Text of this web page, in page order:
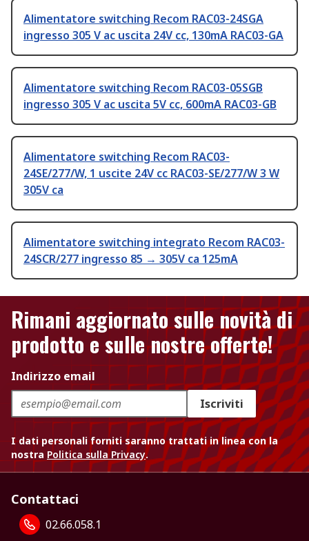
Alimentatore switching Recom RAC03-24SGA
ingresso 305 V ac uscita 24V cc, 130mA RAC03-GA
Alimentatore switching Recom RAC03-05SGB
ingresso 305 V ac uscita 5V cc, 600mA RAC03-GB
Alimentatore switching Recom RAC03-
24SE/277/W, 1 uscite 24V cc RAC03-SE/277/W 3 W
305V ca
Alimentatore switching integrato Recom RAC03-
24SCR/277 ingresso 85 → 305V ca 125mA
Rimani aggiornato sulle novità di
prodotto e sulle nostre offerte!
Indirizzo email
Iscriviti
I dati personali forniti saranno trattati in linea con la
nostra Politica sulla Privacy.
Contattaci
02.66.058.1